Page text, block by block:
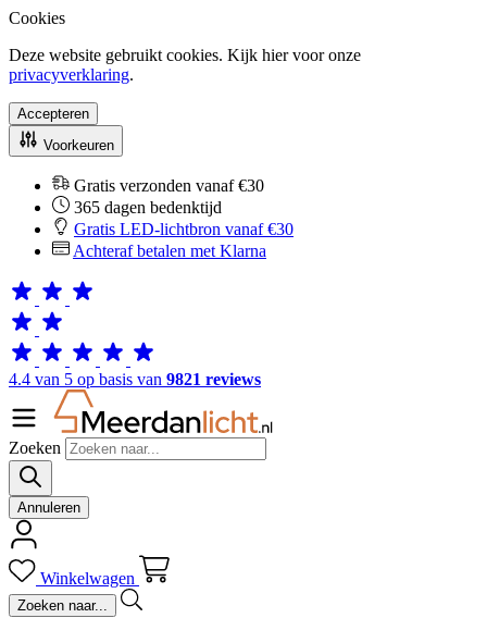
Cookies
Deze website gebruikt cookies. Kijk hier voor onze
privacyverklaring.
Accepteren
Voorkeuren
Gratis verzonden vanaf €30
365 dagen bedenktijd
Gratis LED-lichtbron vanaf €30
Achteraf betalen met Klarna
4.4 van 5 op basis van 9821 reviews
Zoeken
Annuleren
Winkelwagen